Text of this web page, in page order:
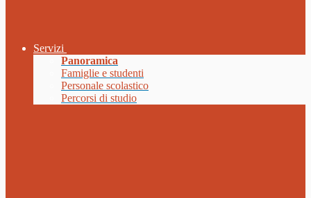
Servizi
Panoramica
Famiglie e studenti
Personale scolastico
Percorsi di studio